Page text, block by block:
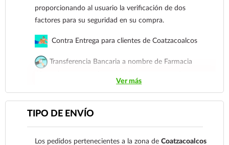
proporcionando al usuario la verificación de dos
factores para su seguridad en su compra.
Contra Entrega para clientes de Coatzacoalcos
Transferencia Bancaria a nombre de Farmacia
cuenta: Clave: 014854655008143954
Para esta forma de pago el cliente deberá enviar su
comprobante de pago a al siguiente correo
Ver más
TIPO DE ENVÍO
Los pedidos pertenecientes a la zona deCoatzacoalcos